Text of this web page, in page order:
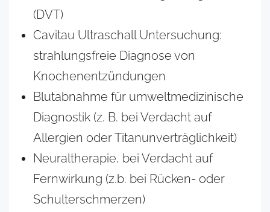
(DVT)
Cavitau Ultraschall Untersuchung:
strahlungsfreie Diagnose von
Knochenentzündungen
Blutabnahme für umweltmedizinische
Diagnostik (z. B. bei Verdacht auf
Allergien oder Titanunverträglichkeit)
Neuraltherapie, bei Verdacht auf
Fernwirkung (z.b. bei Rücken- oder
Schulterschmerzen)